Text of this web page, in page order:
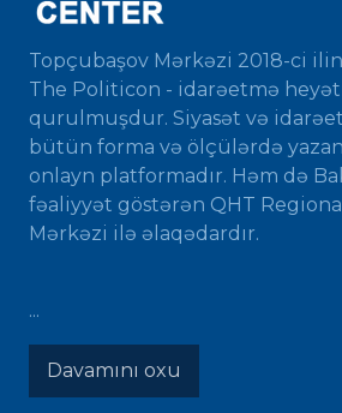
Topçubaşov Mərkəzi 2018-ci
The Politicon - idarəetmə
qurulmuşdur. Siyasət və
bütün forma və ölçülərdə
onlayn platformadır. Həm də
fəaliyyət göstərən QHT
Mərkəzi ilə əlaqədardır.
...
Davamını oxu